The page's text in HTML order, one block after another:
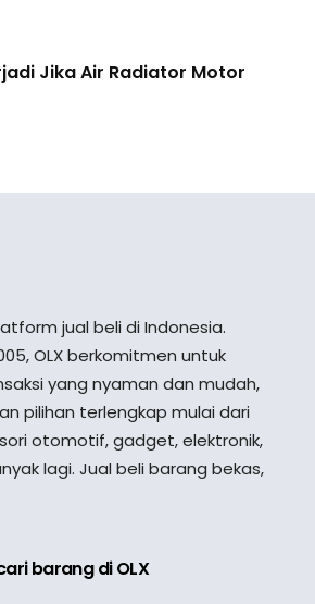
Jika Air Radiator Motor
jual beli di Indonesia.
OLX berkomitmen untuk
yang nyaman dan mudah,
pilihan terlengkap mulai dari
otomotif, gadget, elektronik,
lagi. Jual beli barang bekas,
barang di OLX